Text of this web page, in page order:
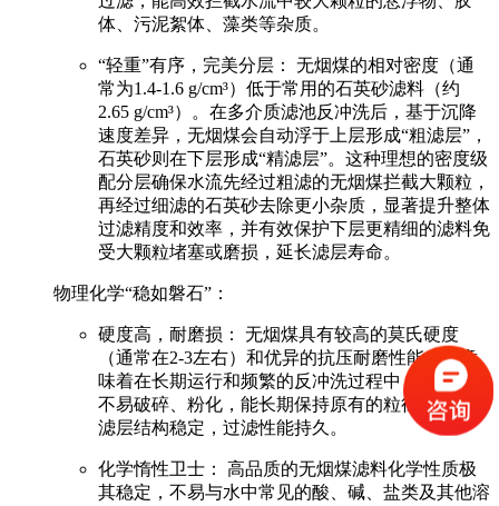
体、污泥絮体、藻类等杂质。
“轻重”有序，完美分层：
无烟煤的相对密度（通
常为1.4-1.6 g/cm³） 低于常用的石英砂滤料（约
2.65 g/cm³）。在多介质滤池反冲洗后，基于沉降
速度差异，无烟煤会自动浮于上层形成“粗滤层”，
石英砂则在下层形成“精滤层”。这种理想的密度级
配分层确保水流先经过粗滤的无烟煤拦截大颗粒，
再经过细滤的石英砂去除更小杂质，显著提升整体
过滤精度和效率 ，并有效保护下层更精细的滤料免
受大颗粒堵塞或磨损，延长滤层寿命。
物理化学“稳如磐石”：
硬度高，耐磨损：
无烟煤具有较高的莫氏硬度
（通常在2-3左右）和优异的抗压耐磨性能。这意
味着在长期运行和频繁的反冲洗过程中，滤料颗粒
不易破碎、粉化 ，能长期保持原有的粒径和形状，
滤层结构稳定 ，过滤性能持久。
化学惰性卫士：
高品质的无烟煤滤料化学性质极
其稳定， 不易与水中常见的酸、碱、盐类及其他溶